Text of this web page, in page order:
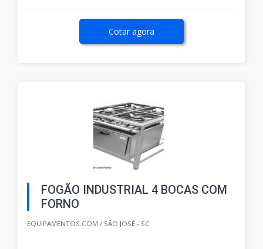
Cotar agora
FOGÃO INDUSTRIAL 4 BOCAS COM
FORNO
EQUIPAMENTOS.COM / SÃO JOSÉ - SC